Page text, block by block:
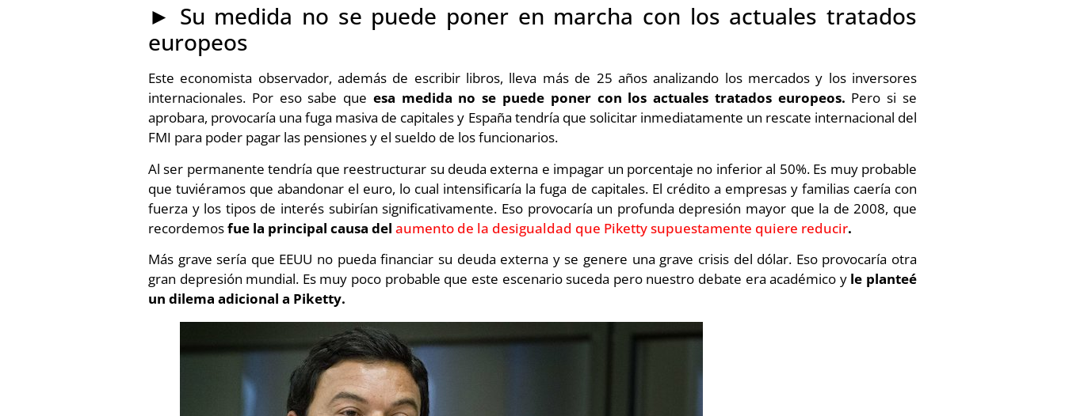
► Su medida no se puede poner en marcha con los actuales tratados
europeos
Este economista observador, además de escribir libros, lleva más de 25 años analizando los mercados y los inversores
internacionales. Por eso sabe que esa medida no se puede poner con los actuales tratados europeos. Pero si se
aprobara, provocaría una fuga masiva de capitales y España tendría que solicitar inmediatamente un rescate internacional del
FMI para poder pagar las pensiones y el sueldo de los funcionarios.
Al ser permanente tendría que reestructurar su deuda externa e impagar un porcentaje no inferior al 50%. Es muy probable
que tuviéramos que abandonar el euro, lo cual intensificaría la fuga de capitales. El crédito a empresas y familias caería con
fuerza y los tipos de interés subirían significativamente. Eso provocaría un profunda depresión mayor que la de 2008, que
recordemosfue la principal causa del aumento de la desigualdad que Piketty supuestamente quiere reducir.
Más grave sería que EEUU no pueda financiar su deuda externa y se genere una grave crisis del dólar. Eso provocaría otra
gran depresión mundial. Es muy poco probable que este escenario suceda pero nuestro debate era académico y le planteé
un dilema adicional a Piketty.